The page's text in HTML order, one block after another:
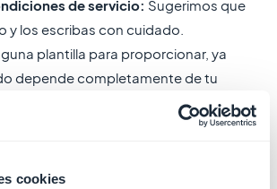
cookies
de servicio: Sugerimos que
y los escribas con cuidado.
plantilla para proporcionar, ya
depende completamente de tu
de usuario de la aplicación o la